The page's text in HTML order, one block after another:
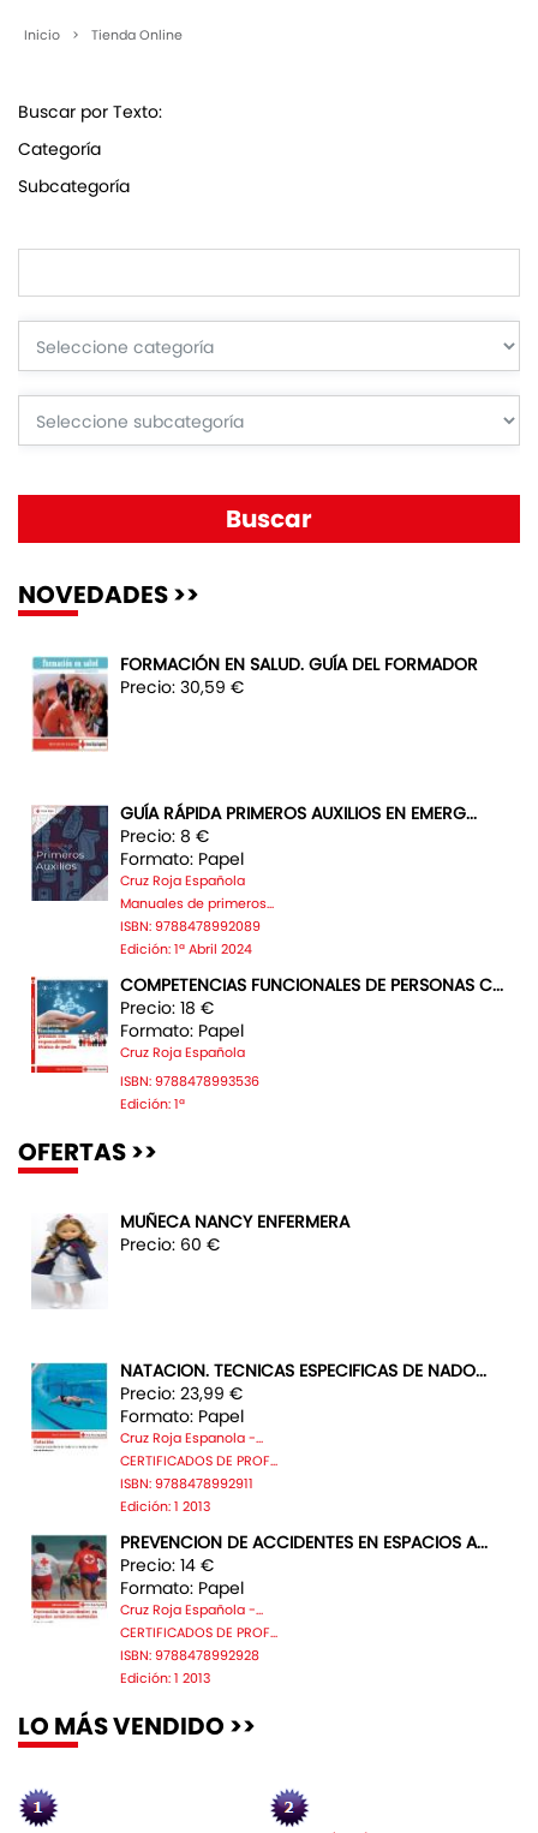
Inicio > Tienda Online
Buscar por Texto:
Categoría
Subcategoría
NOVEDADES >>
FORMACIÓN EN SALUD. GUÍA DEL FORMADOR
Precio: 30,59 €
GUÍA RÁPIDA PRIMEROS AUXILIOS EN EMERG...
Precio: 8 €
Formato: Papel
Cruz Roja Española
Manuales de primeros...
ISBN: 9788478992089
Edición: 1ª Abril 2024
COMPETENCIAS FUNCIONALES DE PERSONAS C...
Precio: 18 €
Formato: Papel
Cruz Roja Española
ISBN: 9788478993536
Edición: 1ª
OFERTAS >>
MUÑECA NANCY ENFERMERA
Precio: 60 €
NATACION. TECNICAS ESPECIFICAS DE NADO...
Precio: 23,99 €
Formato: Papel
Cruz Roja Espanola -...
CERTIFICADOS DE PROF...
ISBN: 9788478992911
Edición: 1 2013
PREVENCION DE ACCIDENTES EN ESPACIOS A...
Precio: 14 €
Formato: Papel
Cruz Roja Española -...
CERTIFICADOS DE PROF...
ISBN: 9788478992928
Edición: 1 2013
LO MÁS VENDIDO >>